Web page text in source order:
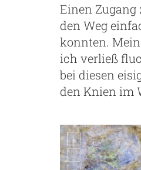
Einen
den Weg
konnten.
ich verließ
bei diesen
den Knien im